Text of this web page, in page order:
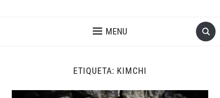
MENU
ETIQUETA: KIMCHI